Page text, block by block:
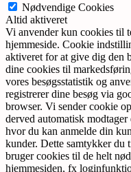
Nødvendige Cookies
Altid aktiveret
Vi anvender kun cookies til
hjemmeside. Cookie
aktiveret for at give dig den
dine cookies til
vores besøgsstatistik og
registrerer dine besøg via
browser. Vi sender cookie
derved automatisk
hvor du kan anmelde din
kunder. Dette samtykker
bruger cookies til de helt
hjemmesiden, fx